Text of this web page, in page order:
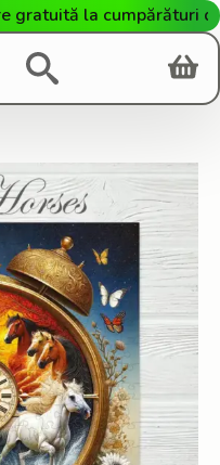
la cumpărături de